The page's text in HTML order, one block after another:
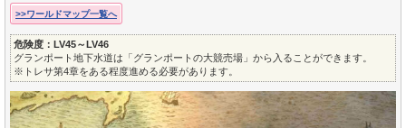
>>ワールドマップ一覧へ
危険度：LV45～LV46
グランポート地下水道は「グランポートの大競売場」から入ることができます。
※トレサ第4章をある程度進める必要があります。